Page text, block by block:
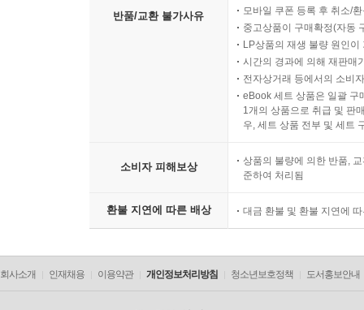
반품/교환 불가사유
모바일 쿠폰 등록 후 취소/
중고상품이 구매확정(자동
LP상품의 재생 불량 원인
시간의 경과에 의해 재판매
전자상거래 등에서의 소비
eBook 세트 상품은 일괄 구
1개의 상품으로 취급 및 판
우, 세트 상품 전부 및 세트
소비자 피해보상
상품의 불량에 의한 반품,
준하여 처리됨
환불 지연에 따른 배상 대금 환불 및 환불 지연에
회사소개 인재채용 이용약관 개인정보처리방침 청소년보호정책 도서홍보안내